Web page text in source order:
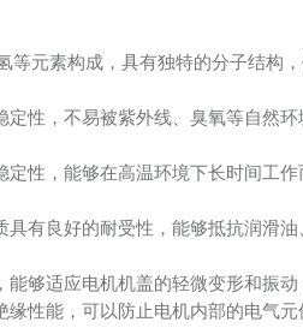
元素构成，具有独特的分子结构
性，不易被紫外线、臭氧等自然
性，能够在高温环境下长时间工
有良好的耐受性，能够抵抗润滑
够适应电机机盖的轻微变形和振动
性能，可以防止电机内部的电气